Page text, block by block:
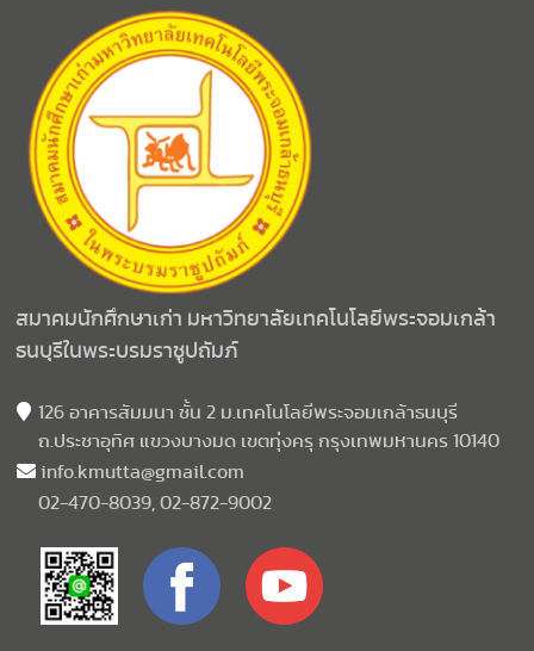
สมาคมนักศึกษาเก่า มหาวิทยาลัยเทคโนโลยีพระจอมเกล้า
ธนบุรีในพระบรมราชูปถัมภ์
126 อาคารสัมมนา ชั้น 2 ม.เทคโนโลยีพระจอมเกล้าธนบุรี
ถ.ประชาอุทิศ แขวงบางมด เขตทุ่งครุ กรุงเทพมหานคร 10140
info.kmutta@gmail.com
02-470-8039, 02-872-9002